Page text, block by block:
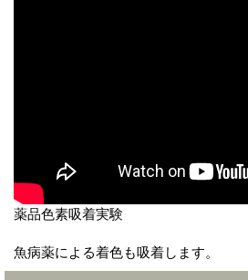
薬品色素吸着実験
魚病薬による着色も吸着します。